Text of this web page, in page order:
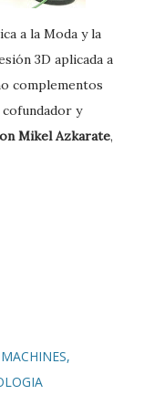
a la Moda y la
3D aplicada a
complementos
cofundador y
Mikel Azkarate,